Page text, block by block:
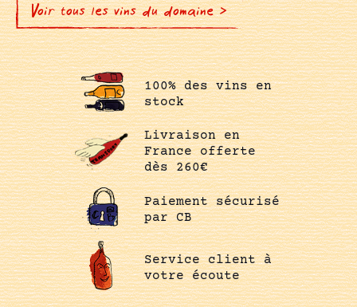
Voir tous les vins du domaine >
100% des vins en
stock
Livraison en
France offerte
dès 260€
Paiement sécurisé
par CB
Service client à
votre écoute